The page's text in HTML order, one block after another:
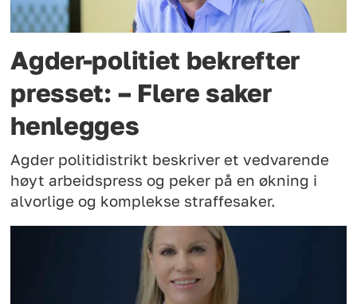
Agder-politiet bekrefter
presset: – Flere saker
henlegges
Agder politidistrikt beskriver et vedvarende
høyt arbeidspress og peker på en økning i
alvorlige og komplekse straffesaker.